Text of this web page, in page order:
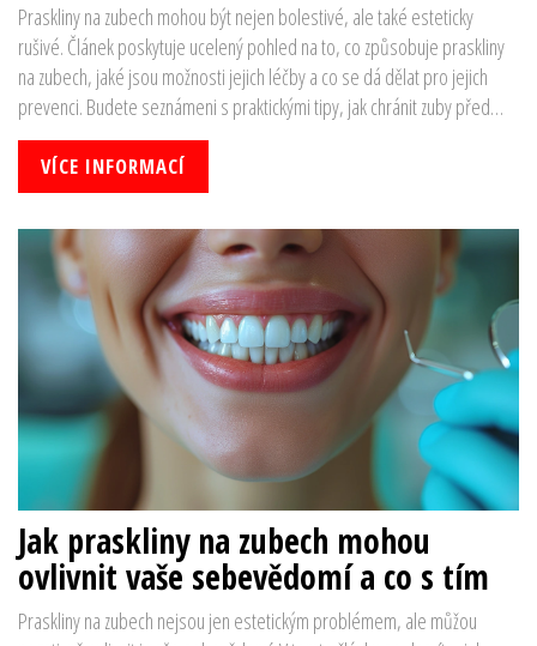
Praskliny na zubech mohou být nejen bolestivé, ale také esteticky
rušivé. Článek poskytuje ucelený pohled na to, co způsobuje praskliny
na zubech, jaké jsou možnosti jejich léčby a co se dá dělat pro jejich
prevenci. Budete seznámeni s praktickými tipy, jak chránit zuby před
poškozením a jak udržet svůj úsměv zdravý a krásný.
VÍCE INFORMACÍ
Jak praskliny na zubech mohou
ovlivnit vaše sebevědomí a co s tím
Praskliny na zubech nejsou jen estetickým problémem, ale můžou